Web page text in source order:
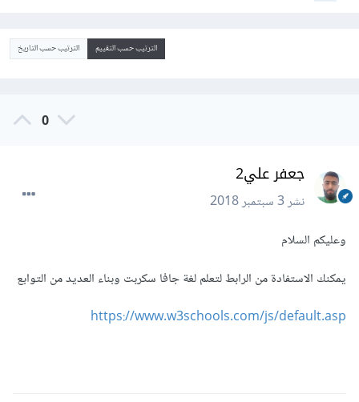
الترتيب حسب التقييم الترتيب حسب التاريخ
0
جعفر علي2
نشر3 سبتمبر 2018
وعليكم السلام
يمكنك الاستفادة من الرابط لتعلم لغة جافا سكربت وبناء العديد من التوابع
https://www.w3schools.com/js/default.asp